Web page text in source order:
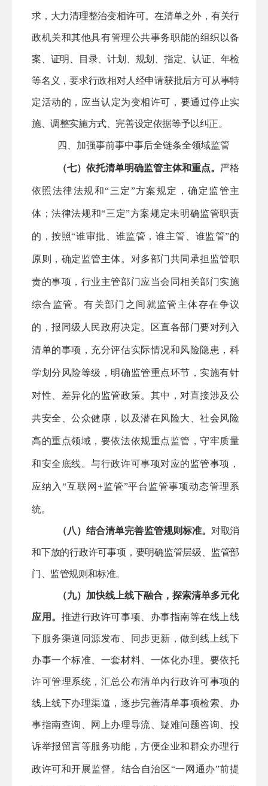
求，大力清理整治变相许可。在清单之外，有关行
政机关和其他具有管理公共事务职能的组织以备
案、证明、目录、计划、规划、指定、认证、年检
等名义，要求行政相对人经申请获批后方可从事特
定活动的，应当认定为变相许可，要通过停止实
施、调整实施方式、完善设定依据等予以纠正。
四、加强事前事中事后全链条全领域监管
（七）依托清单明确监管主体和重点。 严格
依照法律法规和“三定”方案规定，确定监管主
体；法律法规和“三定”方案规定未明确监管职责
的，按照“谁审批、谁监管，谁主管、谁监管”的
原则，确定监管主体。对多部门共同承担监管职
责的事项，行业主管部门应当会同相关部门实施
综合监管。有关部门之间就监管主体存在争议
的，报同级人民政府决定。 区直各部门要对列入
清单的事项，充分评估实际情况和风险隐患，科
学划分风险等级，明确监管重点环节，实施有针
对性、差异化的监管政策。其中，对直接涉及公
共安全、公众健康，以及潜在风险大、社会风险
高的重点领域，要依法依规重点监管，守牢质量
和安全底线。与行政许可事项对应的监管事项，
应纳入 “互联网+监管”平台监管事项动态管理系
统。
（八）结合清单完善监管规则标准。 对取消
和下放的行政许可事项，要明确监管层级、监管部
门、监管规则和标准。
（九）加快线上线下融合，探索清单多元化
应用。 推进行政许可事项、办事指南等在线上线
下服务渠道同源发布、同步更新，做到线上线下
办事一个标准、一套材料、一体化办理。要依托
许可管理系统，汇总公布清单内行政许可事项的
线上线下办理渠道，逐步完善清单事项检索、办
事指南查询、网上办理导流、疑难问题咨询、投
诉举报留言等服务功能，方便企业和群众办理行
政许可和开展监督。结合 自治区“一网通办”前提